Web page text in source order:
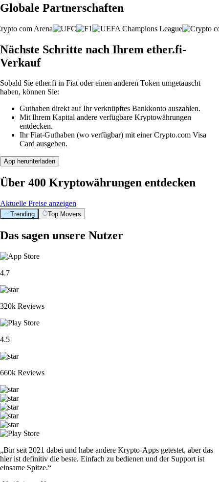
Globale Partnerschaften
Nächste Schritte nach Ihrem ether.fi-
Verkauf
Sobald Sie ether.fi in Fiat oder einen anderen Token umgetauscht
haben, können Sie:
Guthaben direkt auf Ihr verknüpftes Bankkonto auszahlen.
Mit Ihrem Kapital andere verfügbare Kryptowährungen
entdecken.
Ihr Fiat-Guthaben (wo verfügbar) mit einer Crypto.com Visa
Card ausgeben.
App herunterladen
Über 400 Kryptowährungen entdecken
Aktuelle Preise anzeigen
Trending Top Movers
Das sagen unsere Nutzer
4.7
320k Reviews
4.5
660k Reviews
„Bin seit 2021 dabei und habe andere Krypto-Apps getestet, aber das
hier ist definitiv die beste. Einfach zu bedienen und der Support ist
einsame Spitze.“